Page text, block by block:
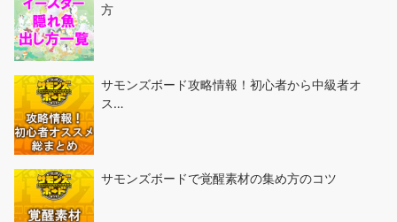
方
サモンズボード攻略情報！初心者から中級者オ
ス…
サモンズボードで覚醒素材の集め方のコツ